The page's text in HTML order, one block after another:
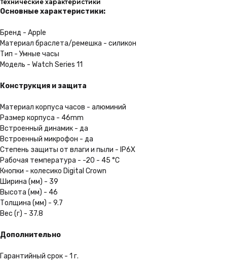
Технические характеристики
Основные характеристики:
Бренд - Apple
Материал браслета/ремешка - силикон
Тип - Умные часы
Модель - Watch Series 11
Конструкция и защита
Материал корпуса часов - алюминий
Размер корпуса - 46mm
Встроенный динамик - да
Встроенный микрофон - да
Степень защиты от влаги и пыли - IP6X
Рабочая температура - -20 - 45 °C
Кнопки - колесико Digital Crown
Ширина (мм) - 39
Высота (мм) - 46
Толщина (мм) - 9.7
Вес (г) - 37.8
Дополнительно
Гарантийный срок - 1 г.
Удобная доставка
Выгодная рассрочка
Не нужно ходить в банк.
Вы можете оформить
Подробнее
Мы можем доставить Ваш
заказ в любую точку России
Подробнее